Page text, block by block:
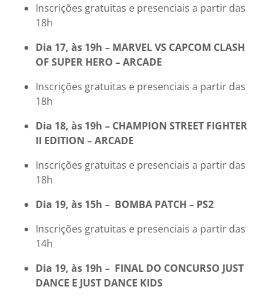
Inscrições gratuitas e presenciais a partir das
18h
Dia 17, às 19h – MARVEL VS CAPCOM CLASH
OF SUPER HERO – ARCADE
Inscrições gratuitas e presenciais a partir das
18h
Dia 18, às 19h – CHAMPION STREET FIGHTER
II EDITION – ARCADE
Inscrições gratuitas e presenciais a partir das
18h
Dia 19, às 15h – BOMBA PATCH – PS2
Inscrições gratuitas e presenciais a partir das
14h
Dia 19, às 19h – FINAL DO CONCURSO JUST
DANCE E JUST DANCE KIDS